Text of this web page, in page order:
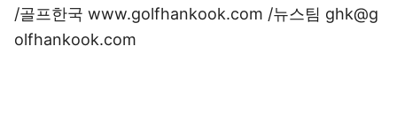
/골프한국 www.golfhankook.com /뉴스팀 ghk@g
olfhankook.com